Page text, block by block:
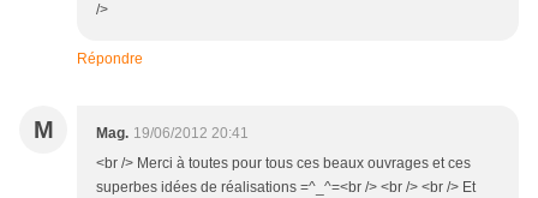
/>
Répondre
M Mag. 19/06/2012 20:41
<br /> Merci à toutes pour tous ces beaux ouvrages et ces
superbes idées de réalisations =^_^=<br /> <br /> <br /> Et